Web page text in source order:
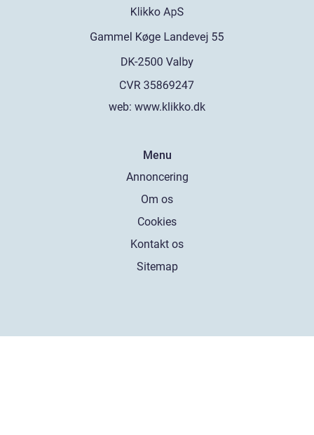
web: www.klikko.dk
Menu
Annoncering
Om os
Cookies
Kontakt os
Sitemap